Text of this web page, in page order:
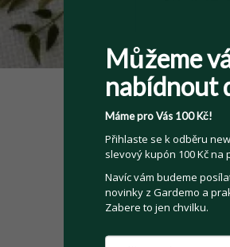
Můžeme
nabídnout
Máme pro Vás 100 Kč!
Přihlaste se k odběru
slevový kupón 100 Kč na
Navíc vám budeme
novinky z Gardemo a
Zabere to jen chvilku.